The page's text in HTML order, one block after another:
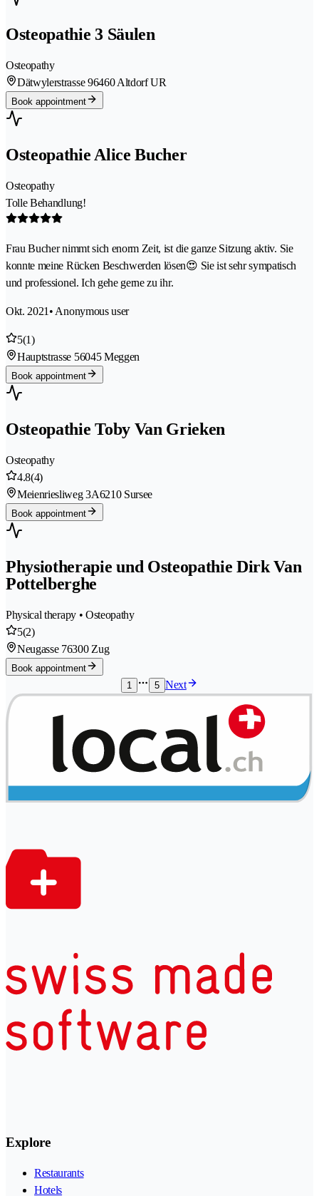
Osteopathie 3 Säulen
Osteopathy
Dätwylerstrasse 96460 Altdorf UR
Book appointment
Osteopathie Alice Bucher
Osteopathy
Tolle Behandlung!
Frau Bucher nimmt sich enorm Zeit, ist die ganze Sitzung aktiv. Sie
konnte meine Rücken Beschwerden lösen😍 Sie ist sehr sympatisch
und professionel. Ich gehe gerne zu ihr.
Okt. 2021 • Anonymous user
5(1)
Hauptstrasse 56045 Meggen
Book appointment
Osteopathie Toby Van Grieken
Osteopathy
4.8(4)
Meienriesliweg 3A6210 Sursee
Book appointment
Physiotherapie und Osteopathie Dirk Van
Pottelberghe
Physical therapy • Osteopathy
5(2)
Neugasse 76300 Zug
Book appointment
1
5 Next
Explore
Restaurants
Hotels